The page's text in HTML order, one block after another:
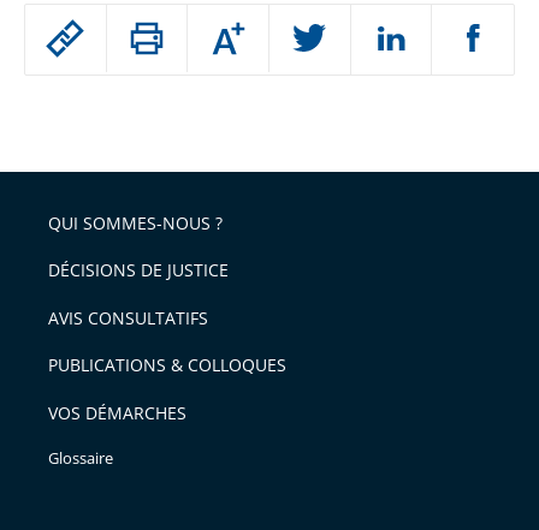
Passer
arriver
après
Augmenter
ou
l'article
pour
avant
QUI SOMMES-NOUS ?
DÉCISIONS DE JUSTICE
AVIS CONSULTATIFS
PUBLICATIONS & COLLOQUES
VOS DÉMARCHES
Glossaire